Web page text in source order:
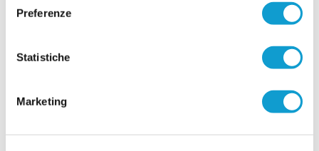
Preferenze
Statistiche
Marketing
Sambenedettese da urlo: supera Viareggio e
vola in semifinale di Coppa
semifinale di Coppa Italia al termine di una
partita semplicemente spettacolare, battendo il